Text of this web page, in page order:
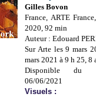
Gilles Bovon
France, ARTE
2020, 92 min
Auteur : Edouard
Sur Arte les 9 mars
mars 2021 à 9 h 25,
Disponible du
06/06/2021
Visuels :